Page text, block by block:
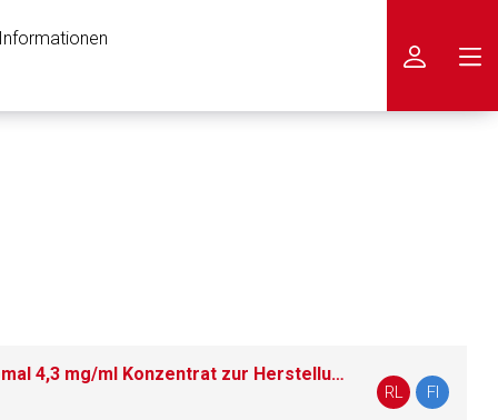
ONIVYDE® pegylated liposomal 4,3 mg/ml Konzentrat zur Herstellung einer Infusionsdispersion
RL FI